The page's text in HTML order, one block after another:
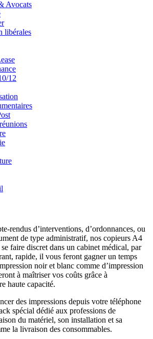
Avocats
libérales
12
rendus d’interventions, d’ordonnances, ou
de type administratif, nos copieurs A4
faire discret dans un cabinet médical, par
rapide, il vous feront gagner un temps
noir et blanc comme d’impression
à maîtriser vos coûts grâce à
haute capacité.
des impressions depuis votre téléphone
spécial dédié aux professions de
du matériel, son installation et sa
la livraison des consommables.